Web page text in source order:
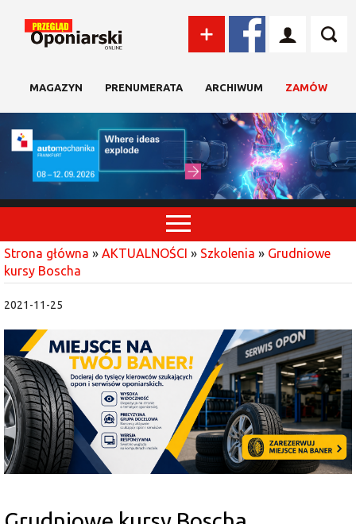
MAGAZYN PRENUMERATA ARCHIWUM ZAMÓW
Strona główna » AKTUALNOŚCI » Szkolenia » Grudniowe
kursy Boscha
2021-11-25